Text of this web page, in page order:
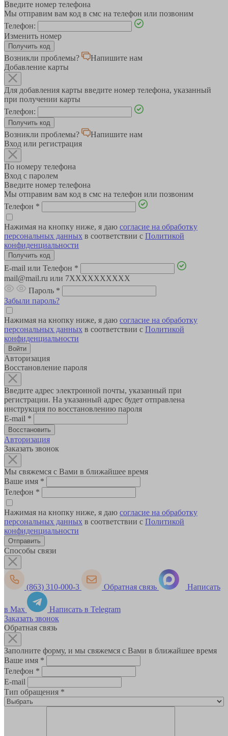
Введите номер телефона
Мы отправим вам код в смс на телефон или позвоним
Телефон:
Изменить номер
Возникли проблемы?
Напишите нам
Добавление карты
Для добавления карты введите номер телефона, указанный
при получении карты
Телефон:
Возникли проблемы?
Напишите нам
Вход или регистрация
По номеру телефона
Вход с паролем
Введите номер телефона
Мы отправим вам код в смс на телефон или позвоним
Телефон *
Нажимая на кнопку ниже, я даю согласие на обработку
персональных данных в соответствии с Политикой
конфиденциальности
E-mail или Телефон *
mail@mail.ru или 7XXXXXXXXXX
Пароль *
Забыли пароль?
Нажимая на кнопку ниже, я даю согласие на обработку
персональных данных в соответствии с Политикой
конфиденциальности
Авторизация
Восстановление пароля
Введите адрес электронной почты, указанный при
регистрации. На указанный адрес будет отправлена
инструкция по восстановлению пароля
E-mail *
Авторизация
Заказать звонок
Мы свяжемся с Вами в ближайшее время
Ваше имя *
Телефон *
Нажимая на кнопку ниже, я даю согласие на обработку
персональных данных в соответствии с Политикой
конфиденциальности
Способы связи
(863) 310-000-3 Обратная связь Написать
в Max
Написать в Telegram
Заказать звонок
Обратная связь
Заполните форму, и мы свяжемся с Вами в ближайшее время
Ваше имя *
Телефон *
E-mail
Тип обращения *